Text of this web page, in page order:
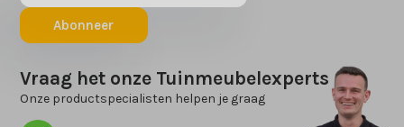
Abonneer
Vraag het onze Tuinmeubelexperts
Onze productspecialisten helpen je graag